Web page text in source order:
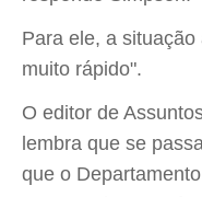
Para ele, a
muito rápido".
O editor de
lembra que se
que o